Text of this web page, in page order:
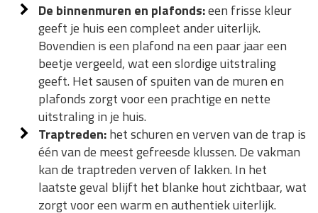
De binnenmuren en plafonds:een frisse kleur
geeft je huis een compleet ander uiterlijk.
Bovendien is een plafond na een paar jaar een
beetje vergeeld, wat een slordige uitstraling
geeft. Het sausen of spuiten van de muren en
plafonds zorgt voor een prachtige en nette
uitstraling in je huis.
Traptreden:het schuren en verven van de trap is
één van de meest gefreesde klussen. De vakman
kan de traptreden verven of lakken. In het
laatste geval blijft het blanke hout zichtbaar, wat
zorgt voor een warm en authentiek uiterlijk.